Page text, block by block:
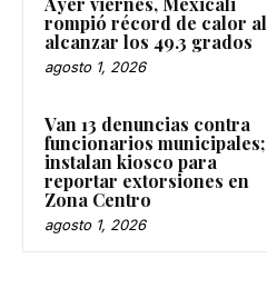
rompió récord de calor al
alcanzar los 49.3 grados
agosto 1, 2026
Van 13 denuncias contra
funcionarios municipales;
instalan kiosco para
reportar extorsiones en
Zona Centro
agosto 1, 2026